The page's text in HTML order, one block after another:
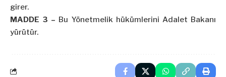
girer.
MADDE 3 – Bu Yönetmelik hükümlerini Adalet Bakanı
yürütür.